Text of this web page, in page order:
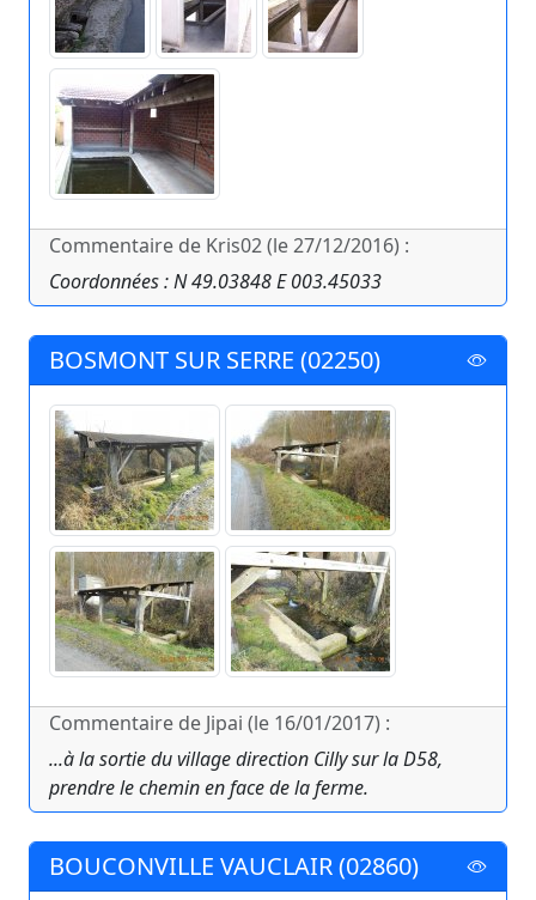
Commentaire de Kris02 (le 27/12/2016) :
Coordonnées : N 49.03848 E 003.45033
BOSMONT SUR SERRE (02250)
Commentaire de Jipai (le 16/01/2017) :
...à la sortie du village direction Cilly sur la D58,
prendre le chemin en face de la ferme.
BOUCONVILLE VAUCLAIR (02860)